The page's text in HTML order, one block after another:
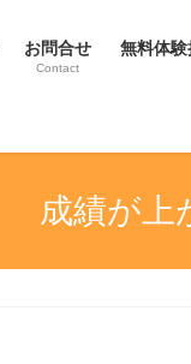
お問合せ
Contact
無料体
成績が上